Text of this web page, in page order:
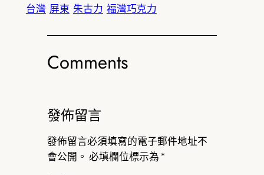
台灣 屏東 朱古力 福灣巧克力
Comments
發佈留言
發佈留言必須填寫的電子郵件地址不
會公開。 必填欄位標示為 *